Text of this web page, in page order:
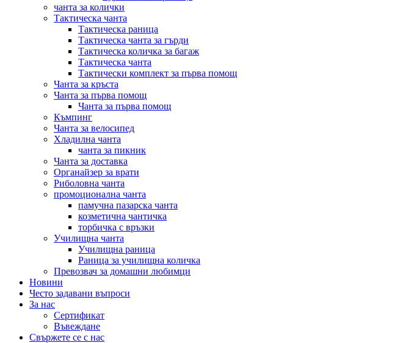
чанта за колички
Тактическа чанта
Тактическа раница
Тактическа чанта за гърди
Тактическа количка за багаж
Тактическа чанта
Тактически комплект за първа помощ
Чанта за кръста
Чанта за първа помощ
Чанта за първа помощ
Къмпинг
Чанта за велосипед
Хладилна чанта
чанта за пикник
Чанта за доставка
Органайзер за врати
Риболовна чанта
промоционална чанта
памучна пазарска чанта
козметична чантичка
торбичка с връзки
Училищна чанта
Училищна раница
Раница за училищна количка
Превозвач за домашни любимци
Новини
Често задавани въпроси
За нас
Сертификат
Въвеждане
Свържете се с нас